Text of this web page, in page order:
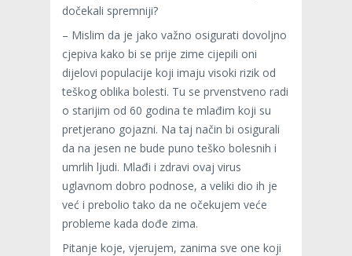
dočekali spremniji?
– Mislim da je jako važno osigurati dovoljno
cjepiva kako bi se prije zime cijepili oni
dijelovi populacije koji imaju visoki rizik od
teškog oblika bolesti. Tu se prvenstveno radi
o starijim od 60 godina te mlađim koji su
pretjerano gojazni. Na taj način bi osigurali
da na jesen ne bude puno teško bolesnih i
umrlih ljudi. Mlađi i zdravi ovaj virus
uglavnom dobro podnose, a veliki dio ih je
već i prebolio tako da ne očekujem veće
probleme kada dođe zima.
Pitanje koje, vjerujem, zanima sve one koji